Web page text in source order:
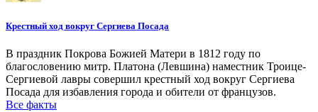
Крестный ход вокруг Сергиева Посада
В праздник Покрова Божией Матери в 1812 году по
благословению митр. Платона (Левшина) наместник Троице-
Сергиевой лавры совершил крестный ход вокруг Сергиева
Посада для избавления города и обители от французов.
Все факты